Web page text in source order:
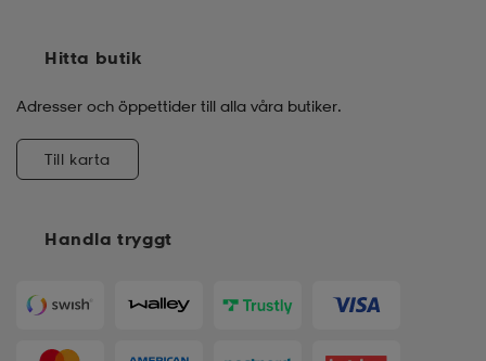
Handla tryggt
Hitta butik
Adresser och öppettider till alla våra butiker.
Till karta